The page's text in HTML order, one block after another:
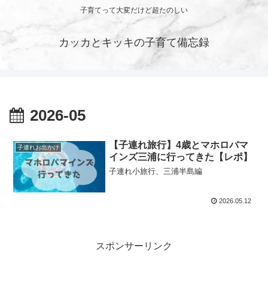
子育てって大変だけど超たのしい
カッカとキッキの子育て備忘録
2026-05
子連れお出かけ
【子連れ旅行】4歳とマホロバマ
インズ三浦に行ってきた【レポ】
子連れ小旅行、三浦半島編
2026.05.12
スポンサーリンク